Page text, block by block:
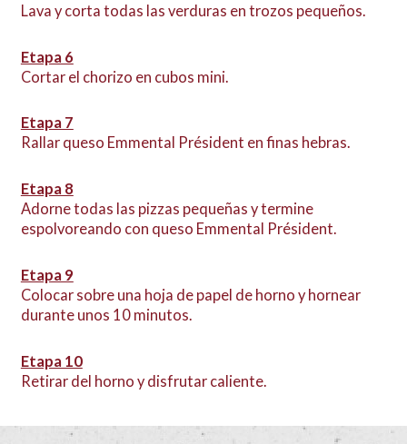
Lava y corta todas las verduras en trozos pequeños.
Etapa 6
Cortar el chorizo ​​en cubos mini.
Etapa 7
Rallar queso Emmental Président en finas hebras.
Etapa 8
Adorne todas las pizzas pequeñas y termine
espolvoreando con queso Emmental Président.
Etapa 9
Colocar sobre una hoja de papel de horno y hornear
durante unos 10 minutos.
Etapa 10
Retirar del horno y disfrutar caliente.